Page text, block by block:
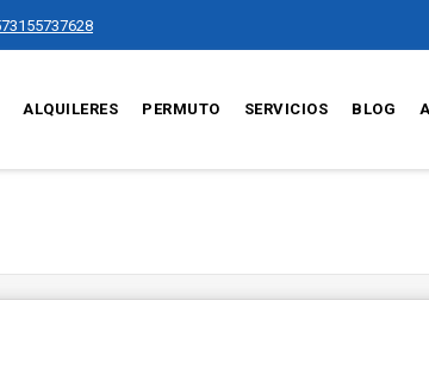
ALQUILERES PERMUTO SERVICIOS BLOG